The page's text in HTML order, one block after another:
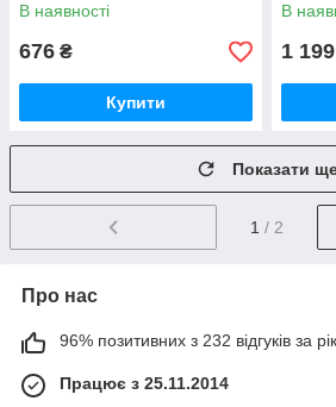
В наявності
676 ₴
Купити
В
1 199
Показати
1 / 2
Про нас
96% позитивних з 232 відгуків за рік
Працює з 25.11.2014